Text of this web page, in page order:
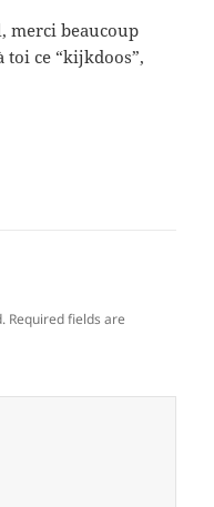
merci beaucoup
toi ce “kijkdoos”,
Required fields are